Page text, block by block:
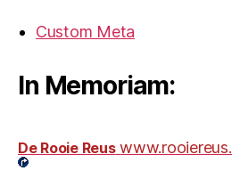
Custom Meta
In Memoriam:
De Rooie Reus